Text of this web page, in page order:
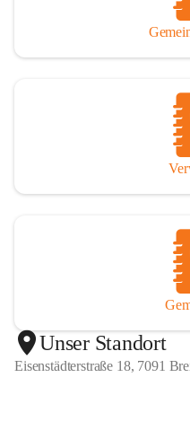
Unser Standort
Eisenstädterstraße 18, 7091